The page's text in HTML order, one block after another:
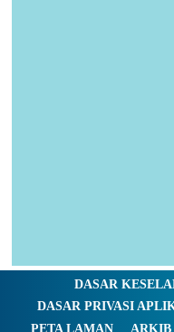
DASAR
DASAR PRIVASI
PETA LAMAN